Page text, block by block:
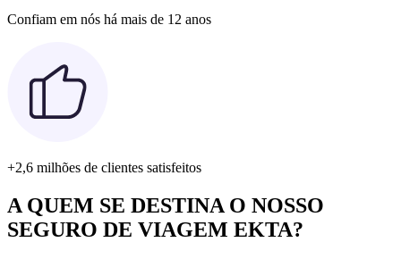
Confiam em nós há mais de 12 anos
+2,6 milhões de clientes satisfeitos
A QUEM SE DESTINA O NOSSO
SEGURO DE VIAGEM EKTA?